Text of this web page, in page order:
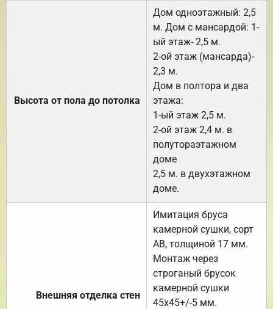
Высота от пола до потолка
Дом одноэтажный: 2,5
м. Дом с мансардой: 1-
ый этаж- 2,5 м.
2-ой этаж (мансарда)-
2,3 м.
Дом в полтора и два
этажа:
1-ый этаж 2,5 м.
2-ой этаж 2,4 м. в
полутораэтажном
доме
2,5 м. в двухэтажном
доме.
Внешняя отделка стен
Имитация бруса
камерной сушки, сорт
АВ, толщиной 17 мм.
Монтаж через
строганый брусок
камерной сушки
45х45+/-5 мм.